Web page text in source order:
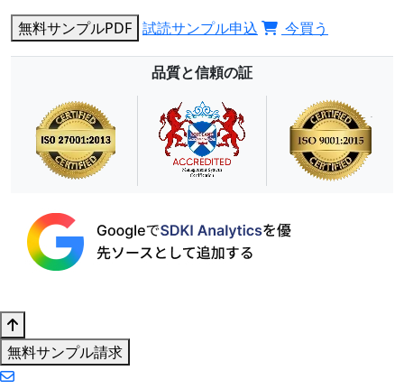
無料サンプルPDF 試読サンプル申込 今買う
品質と信頼の証
無料サンプル請求